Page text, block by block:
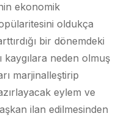
ekonomik
oldukça
bir dönemdeki
kaygılara neden olmuş
marjinalleştirip
eylem ve
ilan edilmesinden